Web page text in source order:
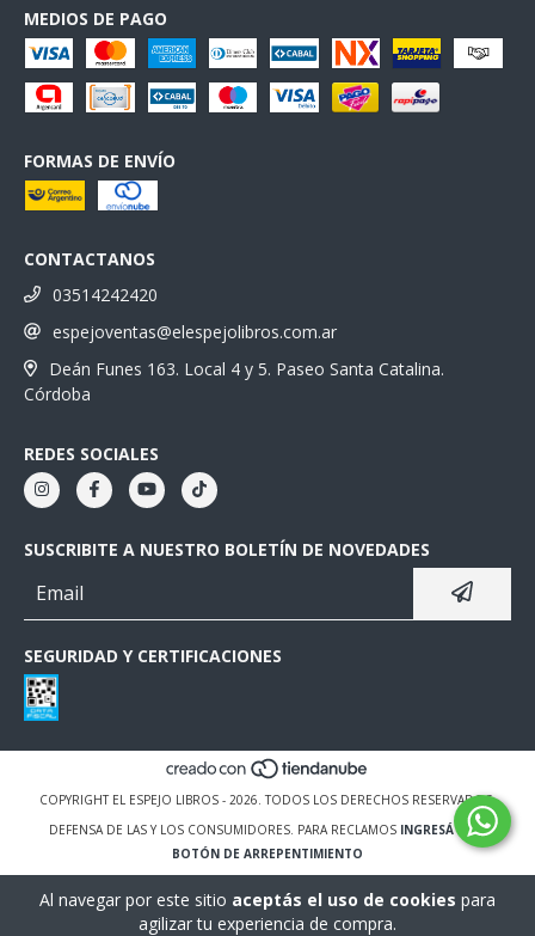
Al navegar por este sitio aceptás el uso de cookies para
agilizar tu experiencia de compra.
MEDIOS DE PAGO
FORMAS DE ENVÍO
CONTACTANOS
03514242420
espejoventas@elespejolibros.com.ar
Deán Funes 163. Local 4 y 5. Paseo Santa Catalina.
Córdoba
REDES SOCIALES
SUSCRIBITE A NUESTRO BOLETÍN DE NOVEDADES
SEGURIDAD Y CERTIFICACIONES
COPYRIGHT EL ESPEJO LIBROS - 2026. TODOS LOS DERECHOS RESERVADOS.
DEFENSA DE LAS Y LOS CONSUMIDORES. PARA RECLAMOS INGRESÁ ACÁ.
BOTÓN DE ARREPENTIMIENTO